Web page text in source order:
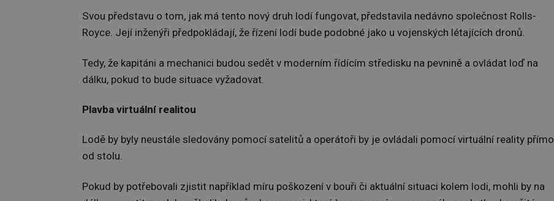
Svou představu o tom, jak má tento nový druh lodí fungovat, představila nedávno společnost Rolls-
Royce. Její inženýři předpokládají, že řízení lodí bude podobné jako u vojenských létajících dronů.
Tedy, že kapitáni a mechanici budou sedět v moderním řídícím středisku na pevnině a ovládat loď na
dálku, pokud to bude situace vyžadovat.
Plavba virtuální realitou
Lodě by byly neustále sledovány pomocí satelitů a operátoři by je ovládali pomocí virtuální reality přímo
od stolu.
Pokud by potřebovali zjistit například míru poškození v bouři či aktuální situaci kolem lodi, mohli by na